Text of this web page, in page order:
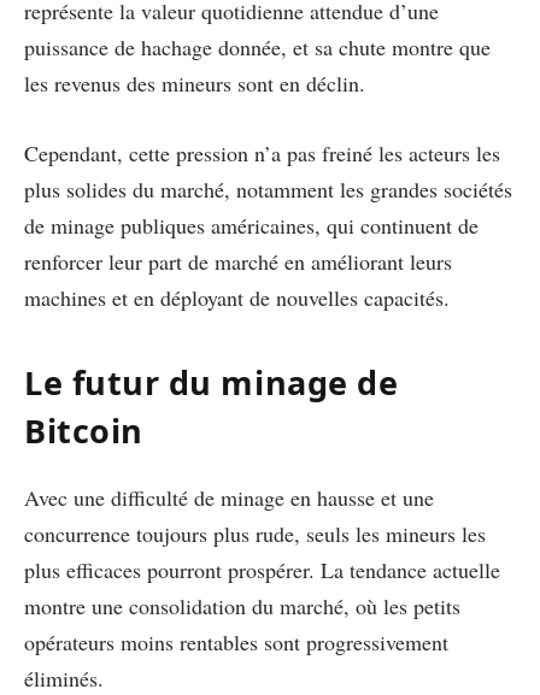
représente la valeur quotidienne attendue d’une
puissance de hachage donnée, et sa chute montre que
les revenus des mineurs sont en déclin.
Cependant, cette pression n’a pas freiné les acteurs les
plus solides du marché, notamment les grandes sociétés
de minage publiques américaines, qui continuent de
renforcer leur part de marché en améliorant leurs
machines et en déployant de nouvelles capacités.
Le futur du minage de
Bitcoin
Avec une difficulté de minage en hausse et une
concurrence toujours plus rude, seuls les mineurs les
plus efficaces pourront prospérer. La tendance actuelle
montre une consolidation du marché, où les petits
opérateurs moins rentables sont progressivement
éliminés.